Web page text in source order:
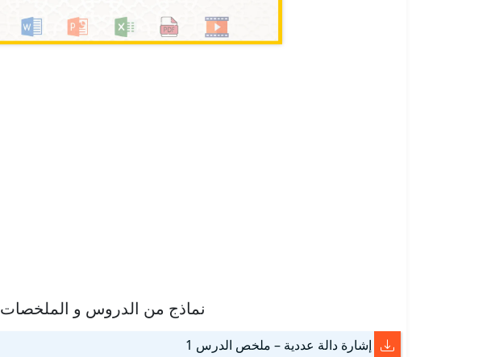
نماذج من الدروس و الملخصات
إشارة دالة عددية – ملخص الدرس 1